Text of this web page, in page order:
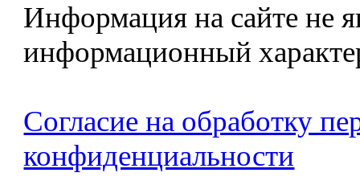
Информация на сайте не
информационный
Согласие на обработку
конфиденциальности